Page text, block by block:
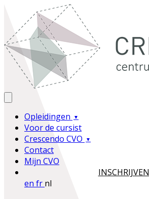
Opleidingen
Voor de cursist
Crescendo CVO
Contact
Mijn CVO
INSCHRIJVEN
en fr nl